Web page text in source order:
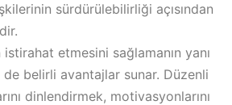
sürdürülebilirliği açısından
istirahat etmesini sağlamanın yanı
de belirli avantajlar sunar. Düzenli
dinlendirmek, motivasyonlarını